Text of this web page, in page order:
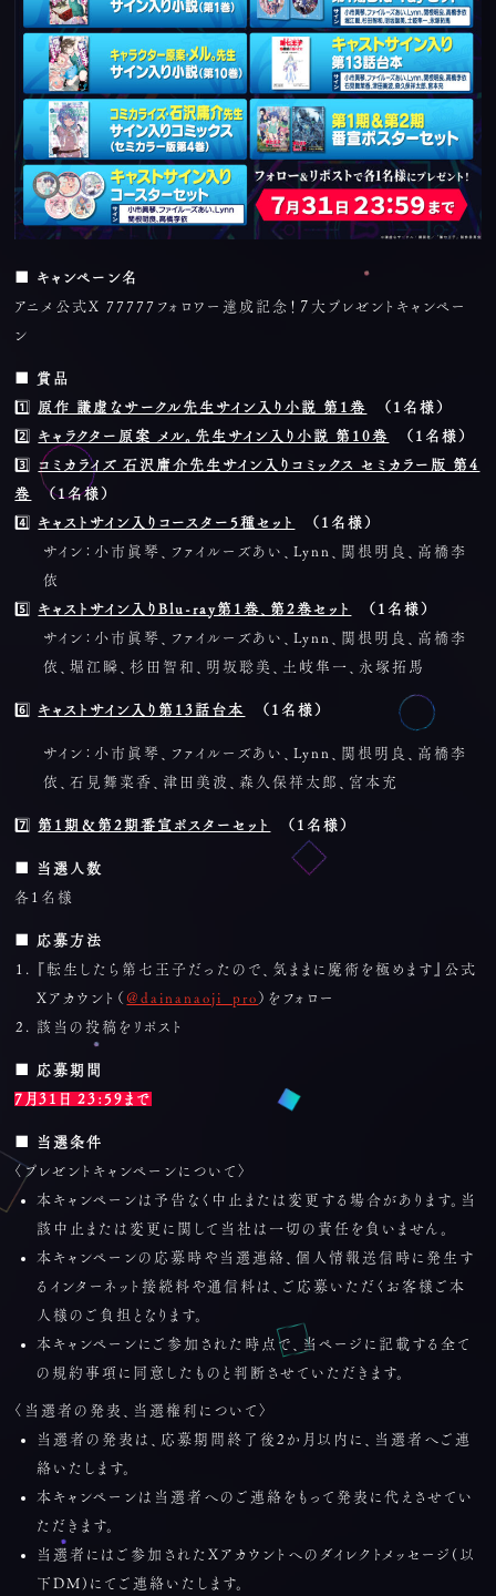
■ キャンペーン名
アニメ公式X 77777フォロワー達成記念！７大プレゼントキャンペー
ン
■ 賞品
1️⃣ 原作 謙虚なサークル先生サイン入り小説 第1巻
（1名様）
2️⃣ キャラクター原案 メル。先生サイン入り小説 第10巻
（1名様）
3️⃣ コミカライズ 石沢庸介先生サイン入りコミックス セミカラー版 第4
巻
（1名様）
4️⃣ キャストサイン入りコースター5種セット
（1名様）
サイン：小市眞琴、ファイルーズあい、Lynn、関根明良、高橋李
依
5️⃣ キャストサイン入りBlu-ray第1巻、第2巻セット
（1名様）
サイン：小市眞琴、ファイルーズあい、Lynn、関根明良、高橋李
依、堀江瞬、杉田智和、明坂聡美、土岐隼一、永塚拓馬
6️⃣ キャストサイン入り第13話台本 （1名様）
サイン：小市眞琴、ファイルーズあい、Lynn、関根明良、高橋李
依、石見舞菜香、津田美波、森久保祥太郎、宮本充
7️⃣ 第1期＆第2期番宣ポスターセット （1名様）
■ 当選人数
各1名様
■ 応募方法
『転生したら第七王子だったので、気ままに魔術を極めます』公式
Xアカウント（@dainanaoji_pro ）をフォロー
該当の投稿をリポスト
■ 応募期間
7月31日 23:59まで
■ 当選条件
〈プレゼントキャンペーンについて〉
本キャンペーンは予告なく中止または変更する場合があります。当
該中止または変更に関して当社は一切の責任を負いません。
本キャンペーンの応募時や当選連絡、個人情報送信時に発生す
るインターネット接続料や通信料は、ご応募いただくお客様ご本
人様のご負担となります。
本キャンペーンにご参加された時点で、当ページに記載する全て
の規約事項に同意したものと判断させていただきます。
〈当選者の発表、当選権利について〉
当選者の発表は、応募期間終了後2か月以内に、当選者へご連
絡いたします。
本キャンペーンは当選者へのご連絡をもって発表に代えさせてい
ただきます。
当選者にはご参加されたXアカウントへのダイレクトメッセージ(以
下DM)にてご連絡いたします。